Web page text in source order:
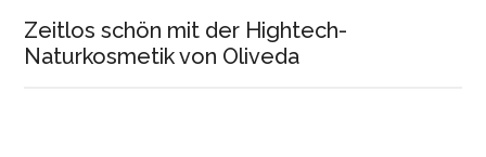
Zeitlos schön mit der Hightech-
Naturkosmetik von Oliveda